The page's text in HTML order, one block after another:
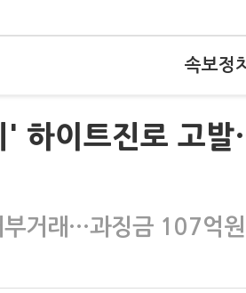
속보정치
' 하이트진로 고
부거래…과징금 107억